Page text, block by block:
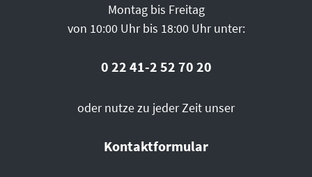
Montag bis Freitag
von 10:00 Uhr bis 18:00 Uhr unter:
0 22 41-2 52 70 20
oder nutze zu jeder Zeit unser
Kontaktformular